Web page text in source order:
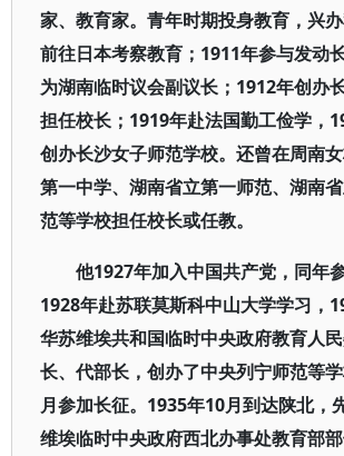
家、教育家。青年时期投身教育，兴
前往日本考察教育；1911年参与发动
为湖南临时议会副议长；1912年创办
担任校长；1919年赴法国勤工俭学，
创办长沙女子师范学校。还曾在周南
第一中学、湖南省立第一师范、湖南
范等学校担任校长或任教。
他1927年加入中国共产党，同年
1928年赴苏联莫斯科中山大学学习，
华苏维埃共和国临时中央政府教育人
长、代部长，创办了中央列宁师范等
月参加长征。1935年10月到达陕北，
维埃临时中央政府西北办事处教育部